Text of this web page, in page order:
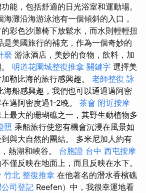
能，包括舒適的日光浴室和運動場。
海灘沿海游泳池有一個傾斜的入口，
彩色沙灘椅下放鬆水，而水則輕輕扭
是美國旅行的補充，作為一個奇妙的
麼 游泳酒店，美妙的食物，飲料，加
明道花園城整復推拿 關鍵字 選擇美
勒比海的旅行感興趣。 老師整復 詠
海船感興趣，我們也可以通過邁阿密
邁阿密度過1-2晚。 茶會 附近按摩
最大的珊瑚礁之一，其野生動植物多
照 乘船旅行使您有機會沉浸在風景如
與大自然的團結。 多米尼加人約有
熱湖和峽谷。 台胞證 台中 西屯按摩
僅反映在地面上，而且反映在水下。
竹北 整復推拿 在他著名的潛水香檳礁
司登記 Reefen）中，我很幸運地看